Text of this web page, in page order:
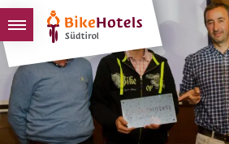
BIKEHOTELS
HOTELS & PAKETE
TOUREN & REVIERE